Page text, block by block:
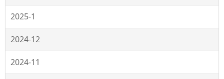
2025-1
2024-12
2024-11